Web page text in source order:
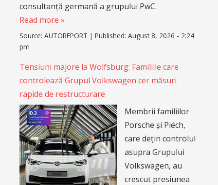
consultanță germană a grupului PwC.
Read more »
Source: AUTOREPORT | Published: August 8, 2026 - 2:24
pm
Tensiuni majore la Wolfsburg: Familiile care
controlează Grupul Volkswagen cer măsuri
rapide de restructurare
Membrii familiilor
Porsche și Piëch,
care dețin controlul
asupra Grupului
Volkswagen, au
crescut presiunea